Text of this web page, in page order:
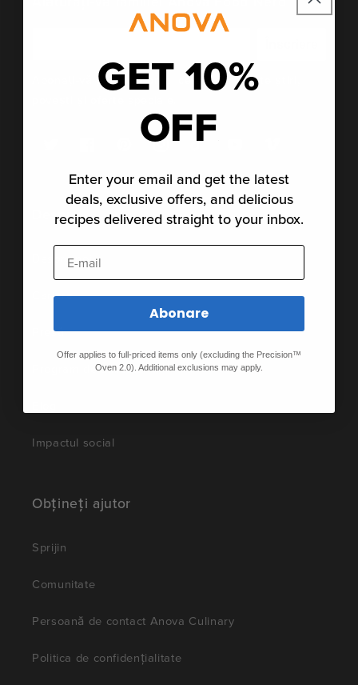
Abonați-vă pentru a primi cele mai recente știri,
Despre
Despre noi
Cariere
Presă
Program de afiliere
Impactul social
Obțineți ajutor
Sprijin
Comunitate
Persoană de contact Anova Culinary
Politica de confidențialitate
GET 10%
OFF
Enter your email and get the latest
deals, exclusive offers, and delicious
recipes delivered straight to your inbox.
E-mail
Abonare
Offer applies to full-priced items only (excluding the Precision™
Oven 2.0). Additional exclusions may apply.